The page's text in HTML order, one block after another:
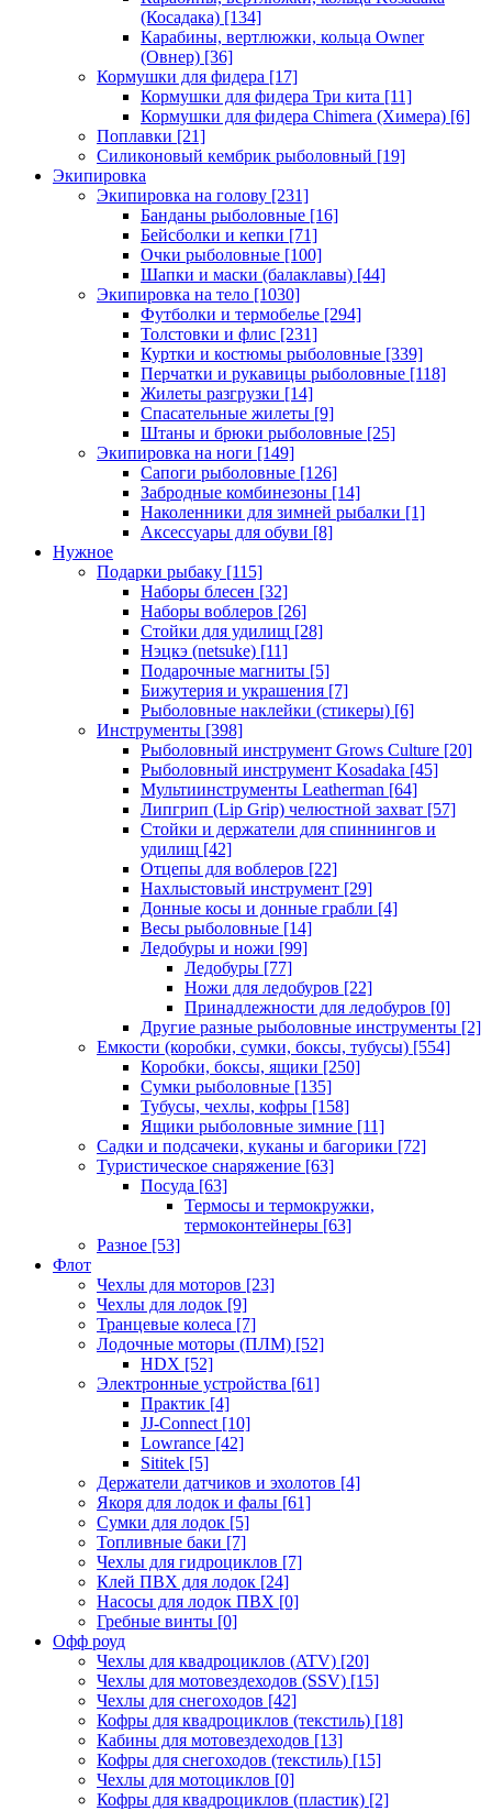
(Косадака) [134]
Карабины, вертлюжки, кольца Owner
(Овнер) [36]
Кормушки для фидера [17]
Кормушки для фидера Три кита [11]
Кормушки для фидера Chimera (Химера) [6]
Поплавки [21]
Силиконовый кембрик рыболовный [19]
Экипировка
Экипировка на голову [231]
Банданы рыболовные [16]
Бейсболки и кепки [71]
Очки рыболовные [100]
Шапки и маски (балаклавы) [44]
Экипировка на тело [1030]
Футболки и термобелье [294]
Толстовки и флис [231]
Куртки и костюмы рыболовные [339]
Перчатки и рукавицы рыболовные [118]
Жилеты разгрузки [14]
Спасательные жилеты [9]
Штаны и брюки рыболовные [25]
Экипировка на ноги [149]
Сапоги рыболовные [126]
Забродные комбинезоны [14]
Наколенники для зимней рыбалки [1]
Аксессуары для обуви [8]
Нужное
Подарки рыбаку [115]
Наборы блесен [32]
Наборы воблеров [26]
Стойки для удилищ [28]
Нэцкэ (netsuke) [11]
Подарочные магниты [5]
Бижутерия и украшения [7]
Рыболовные наклейки (стикеры) [6]
Инструменты [398]
Рыболовный инструмент Grows Culture [20]
Рыболовный инструмент Kosadaka [45]
Мультиинструменты Leatherman [64]
Липгрип (Lip Grip) челюстной захват [57]
Стойки и держатели для спиннингов и
удилищ [42]
Отцепы для воблеров [22]
Нахлыстовый инструмент [29]
Донные косы и донные грабли [4]
Весы рыболовные [14]
Ледобуры и ножи [99]
Ледобуры [77]
Ножи для ледобуров [22]
Принадлежности для ледобуров [0]
Другие разные рыболовные инструменты [2]
Емкости (коробки, сумки, боксы, тубусы) [554]
Коробки, боксы, ящики [250]
Сумки рыболовные [135]
Тубусы, чехлы, кофры [158]
Ящики рыболовные зимние [11]
Садки и подсачеки, куканы и багорики [72]
Туристическое снаряжение [63]
Посуда [63]
Термосы и термокружки,
термоконтейнеры [63]
Разное [53]
Флот
Чехлы для моторов [23]
Чехлы для лодок [9]
Транцевые колеса [7]
Лодочные моторы (ПЛМ) [52]
HDX [52]
Электронные устройства [61]
Практик [4]
JJ-Connect [10]
Lowrance [42]
Sititek [5]
Держатели датчиков и эхолотов [4]
Якоря для лодок и фалы [61]
Сумки для лодок [5]
Топливные баки [7]
Чехлы для гидроциклов [7]
Клей ПВХ для лодок [24]
Насосы для лодок ПВХ [0]
Гребные винты [0]
Офф роуд
Чехлы для квадроциклов (ATV) [20]
Чехлы для мотовездеходов (SSV) [15]
Чехлы для снегоходов [42]
Кофры для квадроциклов (текстиль) [18]
Кабины для мотовездеходов [13]
Кофры для снегоходов (текстиль) [15]
Чехлы для мотоциклов [0]
Кофры для квадроциклов (пластик) [2]